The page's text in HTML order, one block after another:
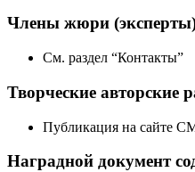
Члены жюри
См. раздел “Контакты”
Творческие авторские
Публикация на сайте
Наградной документ